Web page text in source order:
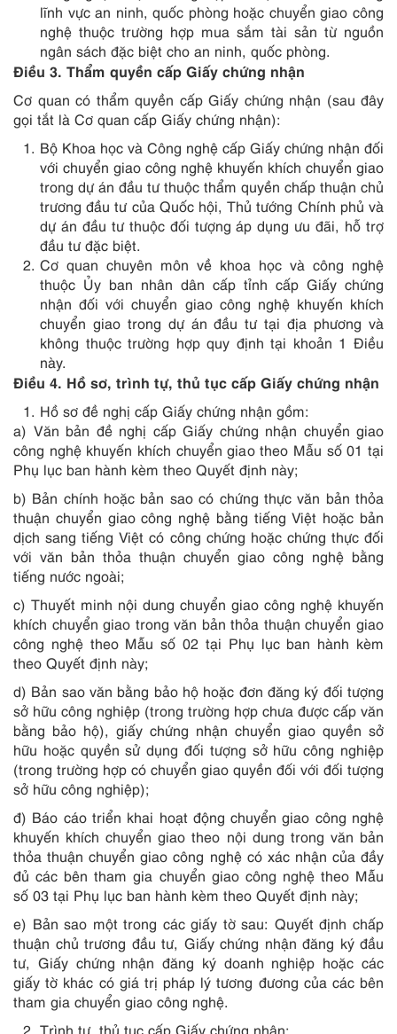
lĩnh vực an ninh, quốc phòng hoặc chuyển giao công
nghệ thuộc trường hợp mua sắm tài sản từ nguồn
ngân sách đặc biệt cho an ninh, quốc phòng.
Điều 3. Thẩm quyền cấp Giấy chứng nhận
Cơ quan có thẩm quyền cấp Giấy chứng nhận (sau đây
gọi tắt là Cơ quan cấp Giấy chứng nhận):
Bộ Khoa học và Công nghệ cấp Giấy chứng nhận đối
với chuyển giao công nghệ khuyến khích chuyển giao
trong dự án đầu tư thuộc thẩm quyền chấp thuận chủ
trương đầu tư của Quốc hội, Thủ tướng Chính phủ và
dự án đầu tư thuộc đối tượng áp dụng ưu đãi, hỗ trợ
đầu tư đặc biệt.
Cơ quan chuyên môn về khoa học và công nghệ
thuộc Ủy ban nhân dân cấp tỉnh cấp Giấy chứng
nhận đối với chuyển giao công nghệ khuyến khích
chuyển giao trong dự án đầu tư tại địa phương và
không thuộc trường hợp quy định tại khoản 1 Điều
này.
Điều 4. Hồ sơ, trình tự, thủ tục cấp Giấy chứng nhận
Hồ sơ đề nghị cấp Giấy chứng nhận gồm:
a) Văn bản đề nghị cấp Giấy chứng nhận chuyển giao
công nghệ khuyến khích chuyển giao theo Mẫu số 01 tại
Phụ lục ban hành kèm theo Quyết định này;
b) Bản chính hoặc bản sao có chứng thực văn bản thỏa
thuận chuyển giao công nghệ bằng tiếng Việt hoặc bản
dịch sang tiếng Việt có công chứng hoặc chứng thực đối
với văn bản thỏa thuận chuyển giao công nghệ bằng
tiếng nước ngoài;
c) Thuyết minh nội dung chuyển giao công nghệ khuyến
khích chuyển giao trong văn bản thỏa thuận chuyển giao
công nghệ theo Mẫu số 02 tại Phụ lục ban hành kèm
theo Quyết định này;
d) Bản sao văn bằng bảo hộ hoặc đơn đăng ký đối tượng
sở hữu công nghiệp (trong trường hợp chưa được cấp văn
bằng bảo hộ), giấy chứng nhận chuyển giao quyền sở
hữu hoặc quyền sử dụng đối tượng sở hữu công nghiệp
(trong trường hợp có chuyển giao quyền đối với đối tượng
sở hữu công nghiệp);
đ) Báo cáo triển khai hoạt động chuyển giao công nghệ
khuyến khích chuyển giao theo nội dung trong văn bản
thỏa thuận chuyển giao công nghệ có xác nhận của đầy
đủ các bên tham gia chuyển giao công nghệ theo Mẫu
số 03 tại Phụ lục ban hành kèm theo Quyết định này;
e) Bản sao một trong các giấy tờ sau: Quyết định chấp
thuận chủ trương đầu tư, Giấy chứng nhận đăng ký đầu
tư, Giấy chứng nhận đăng ký doanh nghiệp hoặc các
giấy tờ khác có giá trị pháp lý tương đương của các bên
tham gia chuyển giao công nghệ.
Trình tự, thủ tục cấp Giấy chứng nhận: